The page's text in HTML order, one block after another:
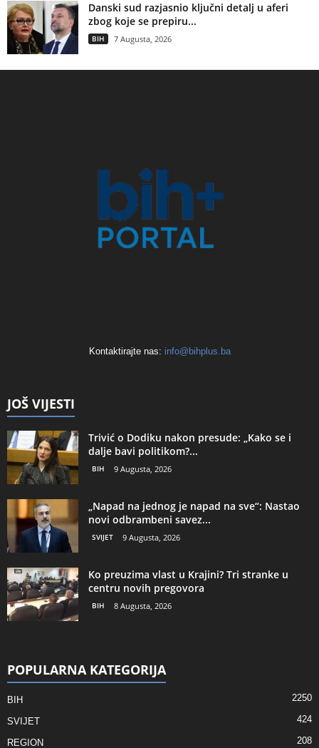
Danski sud razjasnio ključni detalj u aferi
zbog koje se prepiru...
BIH 7 Augusta, 2026
Kontaktirajte nas: info@bihplus.ba
JOŠ VIJESTI
Trivić o Dodiku nakon presude: „Kako se i
dalje bavi politikom?...
BIH 9 Augusta, 2026
„Napad na jednog je napad na sve“: Nastao
novi odbrambeni savez...
SVIJET 9 Augusta, 2026
Ko preuzima vlast u Krajini? Tri stranke u
centru novih pregovora
BIH 8 Augusta, 2026
POPULARNA KATEGORIJA
BIH 2250
SVIJET 424
REGION 208